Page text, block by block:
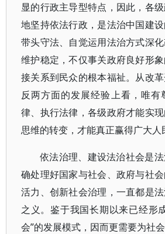
显的行政主导型特点，因此，各
地坚持依法行政，是法治中国建
带头守法、自觉运用法治方式深化
维护稳定，不仅事关政府良好形
接关系到民众的根本福祉。从改
反两方面的发展经验上看，唯有
律、执行法律，各级政府才能实
思维的转变，才能真正赢得广大人
依法治理、建设法治社会是
确处理好国家与社会、政府与社
活力、创新社会治理，一直都是
之义。鉴于我国长期以来已经形
会”的发展模式，因而更需要为社